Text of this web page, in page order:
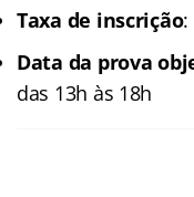
Taxa de inscrição:
Data da prova
das 13h às 18h